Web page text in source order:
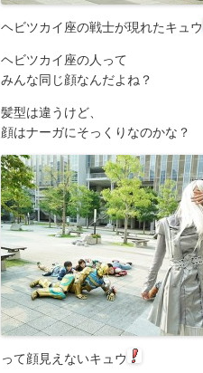
ヘビツカイ座の戦士が現れたキュウ
ヘビツカイ座の人って
みんな同じ顔なんだよね？
髪型は違うけど、
顔はナーガにそっくりなのかな？
って顔見えないキュウ